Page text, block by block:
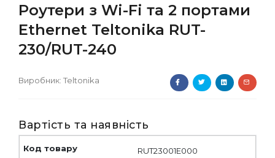
Роутери з Wi-Fi та 2 портами
Ethernet Teltonika RUT-
230/RUT-240
Виробник: Teltonika
Вартість та наявність
RUT23001E000